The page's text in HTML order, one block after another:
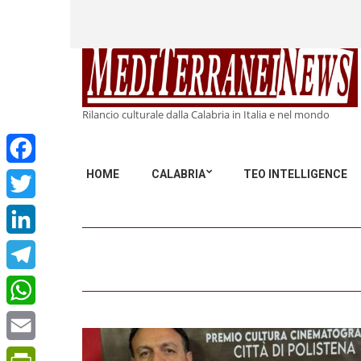
Rilancio culturale dalla Calabria in Italia e nel mondo
HOME CALABRIA TEO INTELLIGENCE
Facebook
Twitter
LinkedIn
Telegram
WhatsApp
Email